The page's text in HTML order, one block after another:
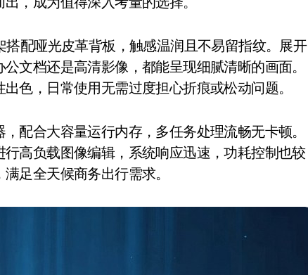
配哑光皮革背板，触感温润且不易留指纹。展开
文档还是高清影像，都能呈现细腻清晰的画面。
色，日常使用无需过度担心折痕或松动问题。
合大容量运行内存，多任务处理流畅无卡顿。
高负载图像编辑，系统响应迅速，功耗控制也较
足全天候商务出行需求。